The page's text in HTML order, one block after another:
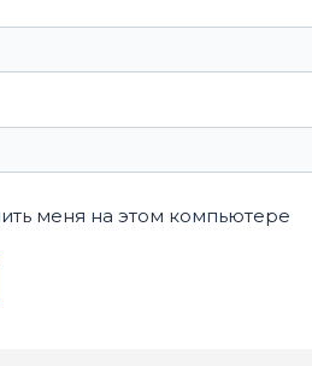
меня на этом компьютере